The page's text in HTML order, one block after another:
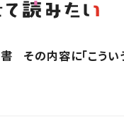
その内容に「こうい